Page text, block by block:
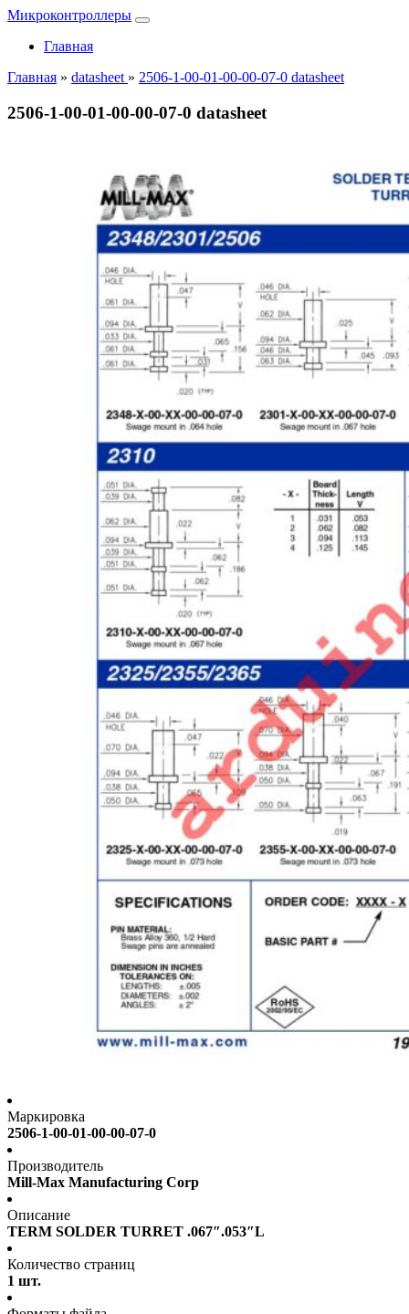
Микроконтроллеры
Главная
Главная » datasheet » 2506-1-00-01-00-00-07-0 datasheet
2506-1-00-01-00-00-07-0 datasheet
Маркировка
2506-1-00-01-00-00-07-0
Производитель
Mill-Max Manufacturing Corp
Описание
TERM SOLDER TURRET .067″.053″L
Количество страниц
1 шт.